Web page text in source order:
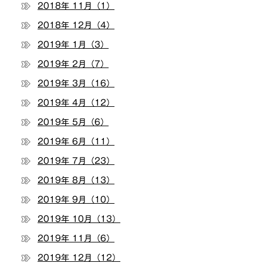
2018年 11月（1）
2018年 12月（4）
2019年 1月（3）
2019年 2月（7）
2019年 3月（16）
2019年 4月（12）
2019年 5月（6）
2019年 6月（11）
2019年 7月（23）
2019年 8月（13）
2019年 9月（10）
2019年 10月（13）
2019年 11月（6）
2019年 12月（12）